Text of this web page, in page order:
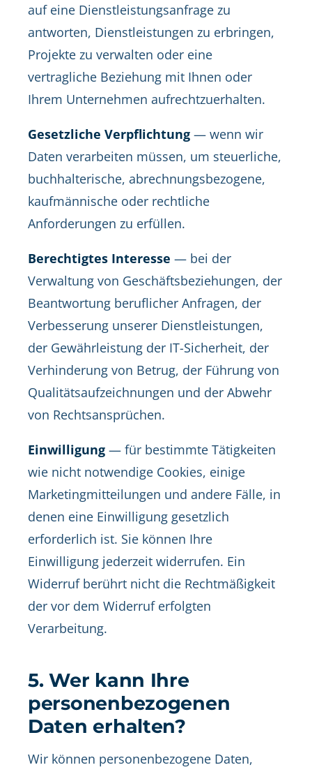
auf eine Dienstleistungsanfrage zu
antworten, Dienstleistungen zu erbringen,
Projekte zu verwalten oder eine
vertragliche Beziehung mit Ihnen oder
Ihrem Unternehmen aufrechtzuerhalten.
Gesetzliche Verpflichtung — wenn wir
Daten verarbeiten müssen, um steuerliche,
buchhalterische, abrechnungsbezogene,
kaufmännische oder rechtliche
Anforderungen zu erfüllen.
Berechtigtes Interesse — bei der
Verwaltung von Geschäftsbeziehungen, der
Beantwortung beruflicher Anfragen, der
Verbesserung unserer Dienstleistungen,
der Gewährleistung der IT-Sicherheit, der
Verhinderung von Betrug, der Führung von
Qualitätsaufzeichnungen und der Abwehr
von Rechtsansprüchen.
Einwilligung — für bestimmte Tätigkeiten
wie nicht notwendige Cookies, einige
Marketingmitteilungen und andere Fälle, in
denen eine Einwilligung gesetzlich
erforderlich ist. Sie können Ihre
Einwilligung jederzeit widerrufen. Ein
Widerruf berührt nicht die Rechtmäßigkeit
der vor dem Widerruf erfolgten
Verarbeitung.
5. Wer kann Ihre
personenbezogenen
Daten erhalten?
Wir können personenbezogene Daten,